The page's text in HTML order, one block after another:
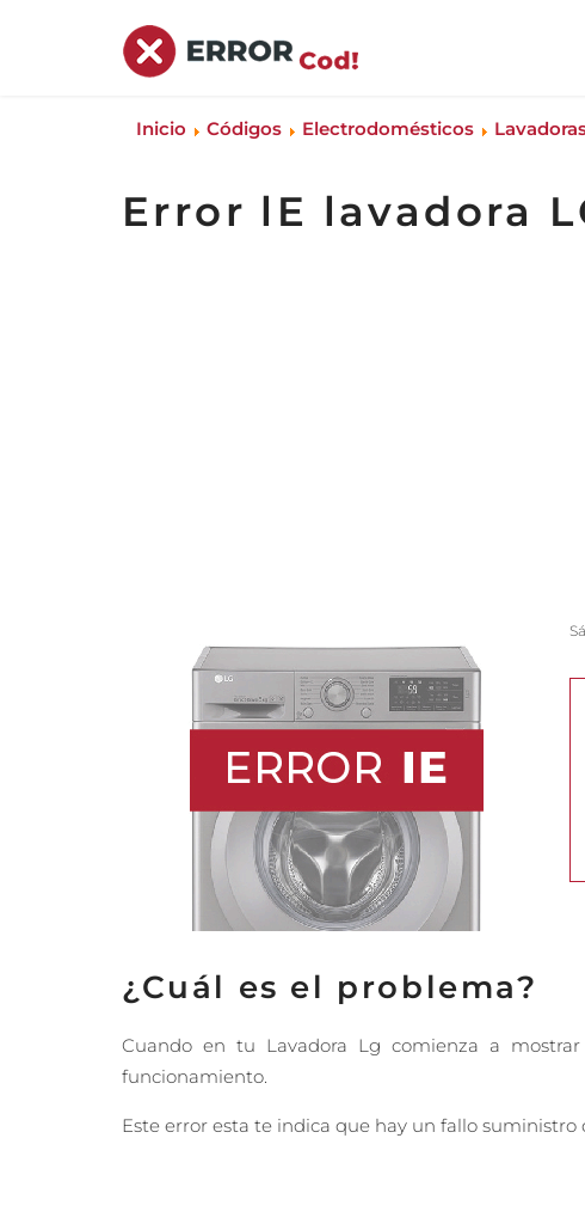
Inicio Códigos Electrodomésticos
Error lE lavadora
¿Cuál es el problema?
Cuando en tu Lavadora Lg comienza a
funcionamiento.
Este error esta te indica que hay un fallo suministro